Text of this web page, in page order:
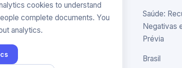
cookies to understand
complete documents. You
analytics.
Saúde:
Negativas
Prévia
Brasil